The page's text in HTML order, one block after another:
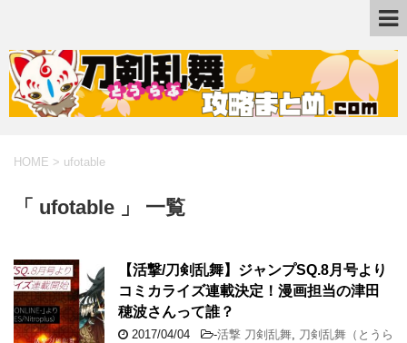
HOME > ufotable
「 ufotable 」 一覧
【活撃/刀剣乱舞】ジャンプSQ.8月号より
コミカライズ連載決定！漫画担当の津田
穂波さんって誰？
2017/04/04 -活撃 刀剣乱舞, 刀剣乱舞（とうら